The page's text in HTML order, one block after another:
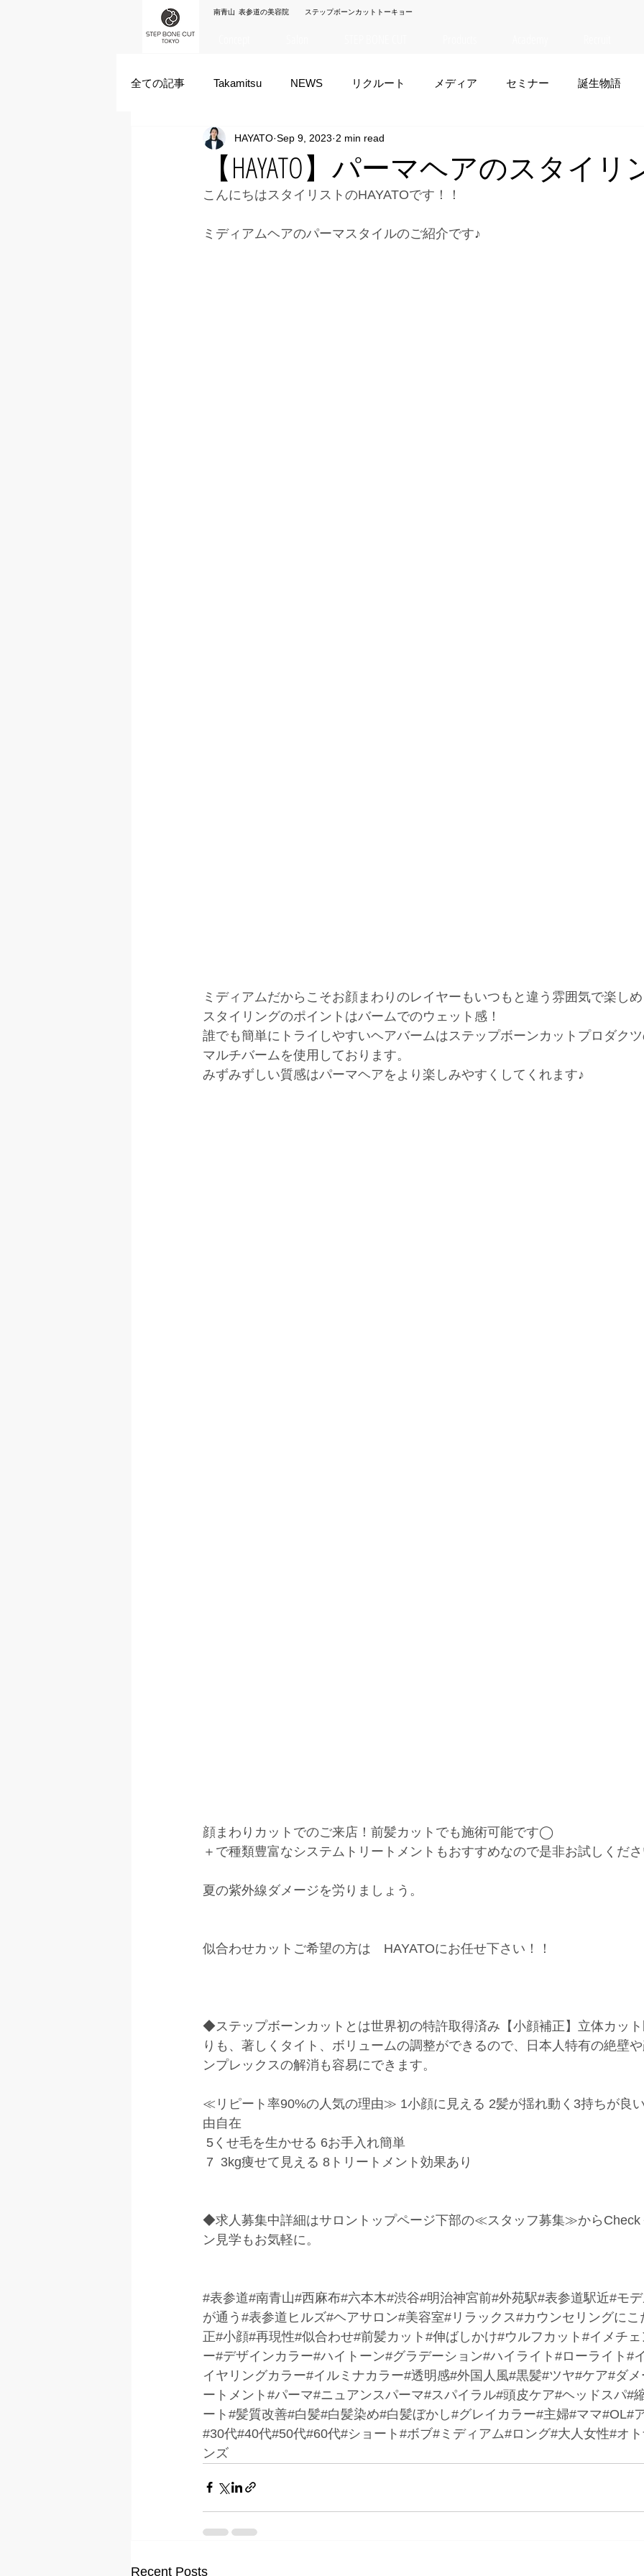
南青山 表参道の美容院 ステップボーンカットトーキョー
全ての記事 Takamitsu NEWS リクルート メディア セミナー 誕生物語
Akane Kanda HAYATO 夏菜 TAISEI
ズシヒロヤ 竹原拓摩 お笑い
【HAYATO】パーマヘアのスタイリ
HAYATO Sep 9, 2023 2 min read
こんにちはスタイリストのHAYATOです！！
ミディアムヘアのパーマスタイルのご紹介です♪
ミディアムだからこそお顔まわりのレイヤーもいつもと違う雰囲気で楽し
スタイリングのポイントはバームでのウェット感！
誰でも簡単にトライしやすいヘアバームはステップボーンカットプロダク
マルチバームを使用しております。
みずみずしい質感はパーマヘアをより楽しみやすくしてくれます♪
顔まわりカットでのご来店！前髪カットでも施術可能です◯
＋で種類豊富なシステムトリートメントもおすすめなので是非お試しくだ
夏の紫外線ダメージを労りましょう。
似合わせカットご希望の方は　HAYATOにお任せ下さい！！
◆ステップボーンカットとは世界初の特許取得済み【小顔補正】立体カッ
りも、著しくタイト、ボリュームの調整ができるので、日本人特有の絶壁
ンプレックスの解消も容易にできます。
≪リピート率90%の人気の理由≫ 1小顔に見える 2髪が揺れ動く3持ちが良
由自在
5くせ毛を生かせる 6お手入れ簡単
7  3kg痩せて見える 8トリートメント効果あり
◆求人募集中詳細はサロントップページ下部の≪スタッフ募集≫から
ン見学もお気軽に。
#表参道#南青山#西麻布#六本木#渋谷#明治神宮前#外苑駅#表参道駅近#モ
が通う#表参道ヒルズ#ヘアサロン#美容室#リラックス#カウンセリングに
正#小顔#再現性#似合わせ#前髪カット#伸ばしかけ#ウルフカット#イメチ
ー#デザインカラー#ハイトーン#グラデーション#ハイライト#ローライト#
イヤリングカラー#イルミナカラー#透明感#外国人風#黒髪#ツヤ#ケア#ダ
ートメント#パーマ#ニュアンスパーマ#スパイラル#頭皮ケア#ヘッドスパ#
ート#髪質改善#白髪#白髪染め#白髪ぼかし#グレイカラー#主婦#ママ#OL#
#30代#40代#50代#60代#ショート#ボブ#ミディアム#ロング#大人女性#オ
ンズ
Recent Posts